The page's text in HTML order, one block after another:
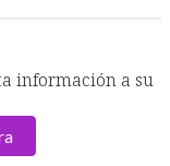
información a su